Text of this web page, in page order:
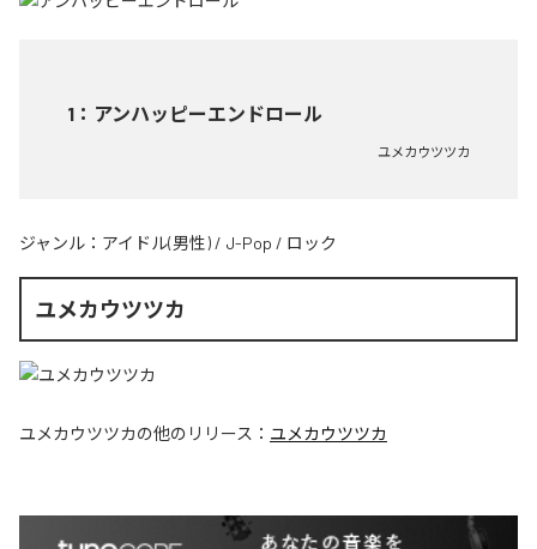
1 ： アンハッピーエンドロール
ユメカウツツカ
ジャンル： アイドル(男性) / J-Pop / ロック
ユメカウツツカ
ユメカウツツカの他のリリース： ユメカウツツカ